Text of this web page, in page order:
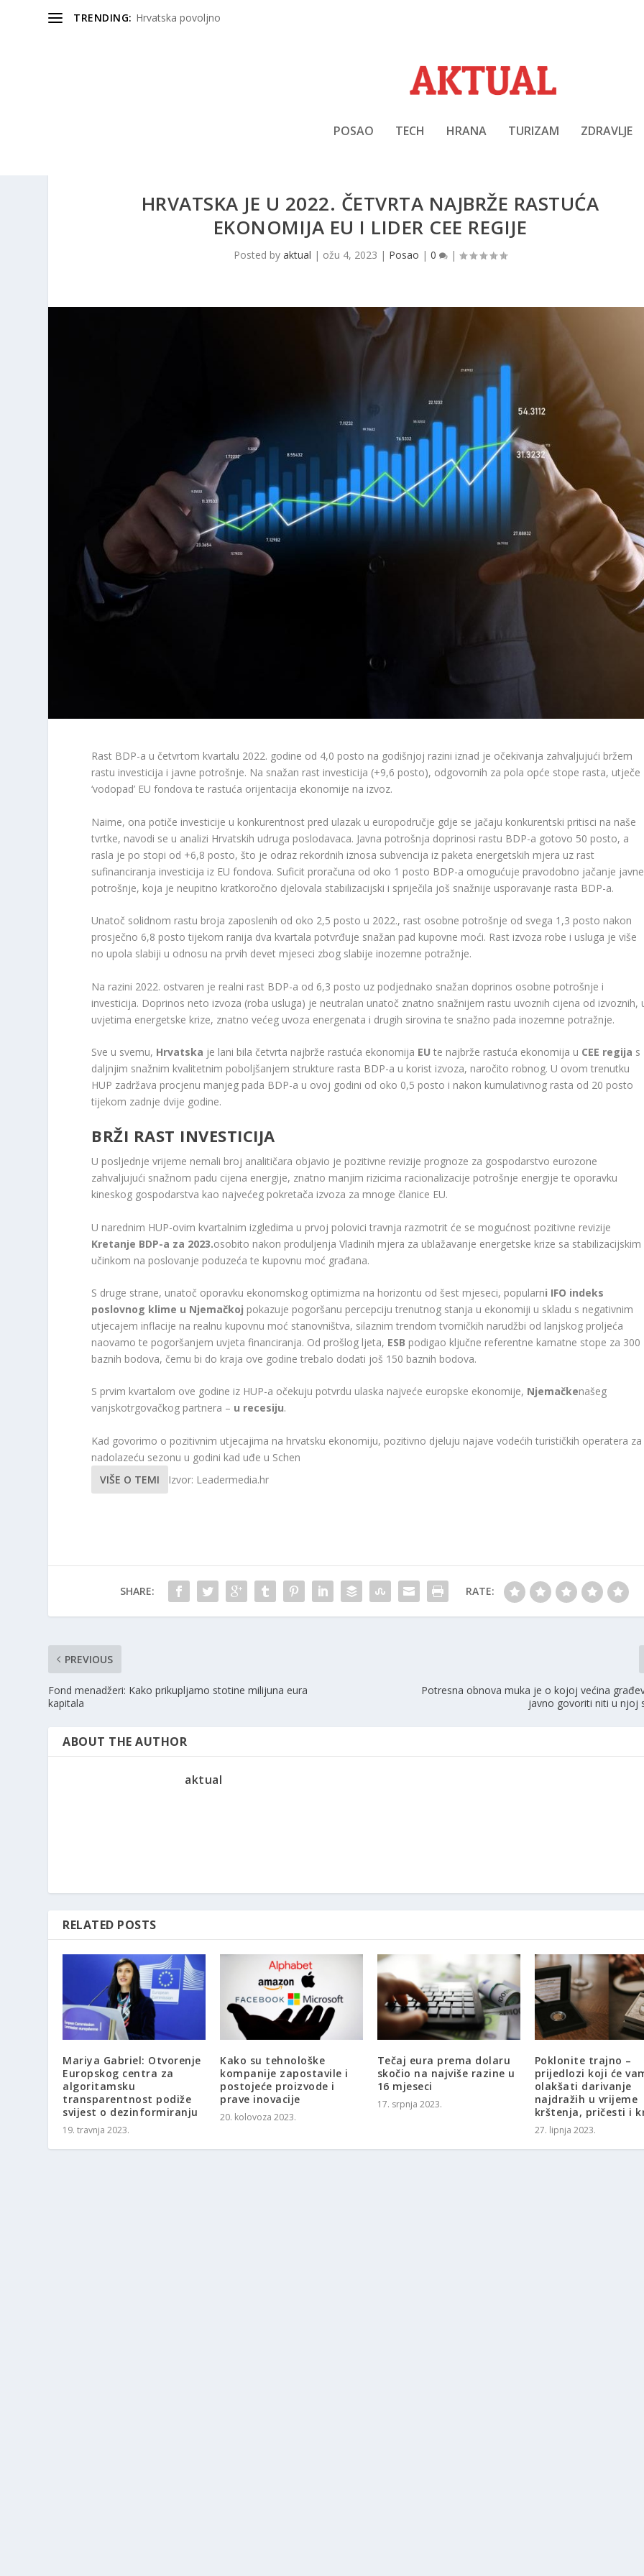
TRENDING: Hrvatska povoljno
POSAO TECH HRANA TURIZAM ZDRAVLJE
HRVATSKA JE U 2022. ČETVRTA NAJBRŽE RASTUĆA
EKONOMIJA EU I LIDER CEE REGIJE
Posted by aktual | ožu 4, 2023 | Posao | 0 |
Rast BDP-a u četvrtom kvartalu 2022. godine od 4,0 posto na godišnjoj razini iznad je očekivanja zahvaljujući bržem
rastu investicija i javne potrošnje. Na snažan rast investicija (+9,6 posto), odgovornih za pola opće stope rasta, utječe
‘vodopad’ EU fondova te rastuća orijentacija ekonomije na izvoz.
Naime, ona potiče investicije u konkurentnost pred ulazak u europodručje gdje se jačaju konkurentski pritisci na naše
tvrtke, navodi se u analizi Hrvatskih udruga poslodavaca. Javna potrošnja doprinosi rastu BDP-a gotovo 50 posto, a
rasla je po stopi od +6,8 posto, što je odraz rekordnih iznosa subvencija iz paketa energetskih mjera uz rast
sufinanciranja investicija iz EU fondova. Suficit proračuna od oko 1 posto BDP-a omogućuje pravodobno jačanje javne
potrošnje, koja je neupitno kratkoročno djelovala stabilizacijski i spriječila još snažnije usporavanje rasta BDP-a.
Unatoč solidnom rastu broja zaposlenih od oko 2,5 posto u 2022., rast osobne potrošnje od svega 1,3 posto nakon
prosječno 6,8 posto tijekom ranija dva kvartala potvrđuje snažan pad kupovne moći. Rast izvoza robe i usluga je više
no upola slabiji u odnosu na prvih devet mjeseci zbog slabije inozemne potražnje.
Na razini 2022. ostvaren je realni rast BDP-a od 6,3 posto uz podjednako snažan doprinos osobne potrošnje i
investicija. Doprinos neto izvoza (roba usluga) je neutralan unatoč znatno snažnijem rastu uvoznih cijena od izvoznih,
uvjetima energetske krize, znatno većeg uvoza energenata i drugih sirovina te snažno pada inozemne potražnje.
Sve u svemu, Hrvatska je lani bila četvrta najbrže rastuća ekonomija EUte najbrže rastuća ekonomija u CEE regija s
daljnjim snažnim kvalitetnim poboljšanjem strukture rasta BDP-a u korist izvoza, naročito robnog. U ovom trenutku
HUP zadržava procjenu manjeg pada BDP-a u ovoj godini od oko 0,5 posto i nakon kumulativnog rasta od 20 posto
tijekom zadnje dvije godine.
BRŽI RAST INVESTICIJA
U posljednje vrijeme nemali broj analitičara objavio je pozitivne revizije prognoze za gospodarstvo eurozone
zahvaljujući snažnom padu cijena energije, znatno manjim rizicima racionalizacije potrošnje energije te oporavku
kineskog gospodarstva kao najvećeg pokretača izvoza za mnoge članice EU.
U narednim HUP-ovim kvartalnim izgledima u prvoj polovici travnja razmotrit će se mogućnost pozitivne revizije
Kretanje BDP-a za 2023.osobito nakon produljenja Vladinih mjera za ublažavanje energetske krize sa stabilizacijskim
učinkom na poslovanje poduzeća te kupovnu moć građana.
S druge strane, unatoč oporavku ekonomskog optimizma na horizontu od šest mjeseci, popularni IFO indeks
poslovnog klime u Njemačkoj pokazuje pogoršanu percepciju trenutnog stanja u ekonomiji u skladu s negativnim
utjecajem inflacije na realnu kupovnu moć stanovništva, silaznim trendom tvorničkih narudžbi od lanjskog proljeća
naovamo te pogoršanjem uvjeta financiranja. Od prošlog ljeta, ESB podigao ključne referentne kamatne stope za 300
baznih bodova, čemu bi do kraja ove godine trebalo dodati još 150 baznih bodova.
S prvim kvartalom ove godine iz HUP-a očekuju potvrdu ulaska najveće europske ekonomije, Njemačkenašeg
vanjskotrgovačkog partnera – u recesiju.
Kad govorimo o pozitivnim utjecajima na hrvatsku ekonomiju, pozitivno djeluju najave vodećih turističkih operatera za
nadolazeću sezonu u godini kad uđe u Schen
VIŠE O TEMI
Izvor: Leadermedia.hr
SHARE: RATE:
PREVIOUS
Fond menadžeri: Kako prikupljamo stotine milijuna eura
kapitala
Potresna obnova muka je o kojoj većina
javno govoriti niti u njoj
ABOUT THE AUTHOR
aktual
RELATED POSTS
Mariya Gabriel: Otvorenje
Europskog centra za
algoritamsku
transparentnost podiže
svijest o dezinformiranju
19. travnja 2023.
Kako su tehnološke
kompanije zapostavile i
postojeće proizvode i
prave inovacije
20. kolovoza 2023.
Tečaj eura prema dolaru
skočio na najviše razine u
16 mjeseci
17. srpnja 2023.
Poklonite trajno –
prijedlozi koji će
olakšati darivanje
najdražih u vrijeme
krštenja, pričesti i
27. lipnja 2023.